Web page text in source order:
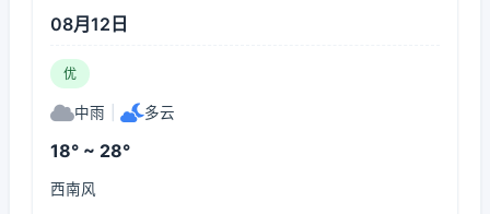
08月12日
优
中雨 多云
18° ~ 28°
西南风